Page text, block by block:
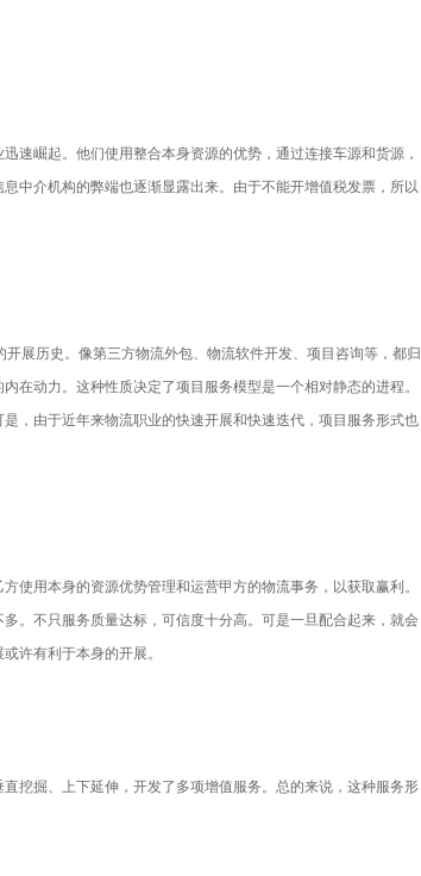
速崛起。他们使用整合本身资源的优势，通过连接车源和货源，
中介机构的弊端也逐渐显露出来。由于不能开增值税发票，所以
展历史。像第三方物流外包、物流软件开发、项目咨询等，都归
在动力。这种性质决定了项目服务模型是一个相对静态的进程。
，由于近年来物流职业的快速开展和快速迭代，项目服务形式也
使用本身的资源优势管理和运营甲方的物流事务，以获取赢利。
。不只服务质量达标，可信度十分高。可是一旦配合起来，就会
许有利于本身的开展。
挖掘、上下延伸，开发了多项增值服务。总的来说，这种服务形